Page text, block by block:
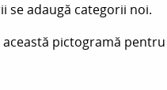
se adaugă categorii noi.
această pictogramă